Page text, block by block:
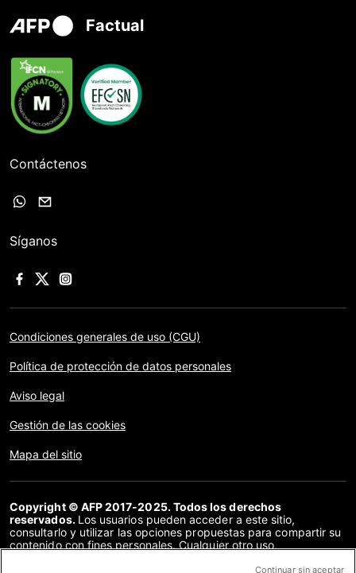
Factual
Contáctenos
Síganos
Condiciones generales de uso (CGU)
Política de protección de datos personales
Aviso legal
Gestión de las cookies
Mapa del sitio
Copyright © AFP 2017-2025. Todos los derechos
reservados. Los usuarios pueden acceder a este sitio,
consultarlo y utilizar las opciones propuestas para compartir su
contenido con fines personales. Cualquier otro uso,
Continuar sin aceptar